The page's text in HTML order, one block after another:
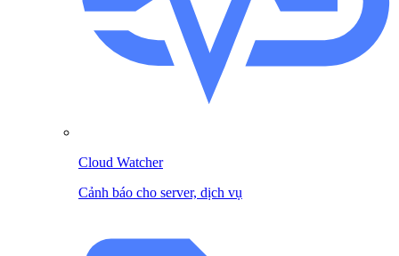
Cloud Watcher
Cảnh báo cho server, dịch vụ